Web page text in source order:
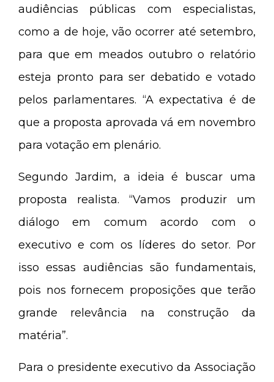
audiências públicas com especialistas,
como a de hoje, vão ocorrer até setembro,
para que em meados outubro o relatório
esteja pronto para ser debatido e votado
pelos parlamentares. “A expectativa é de
que a proposta aprovada vá em novembro
para votação em plenário.
Segundo Jardim, a ideia é buscar uma
proposta realista. “Vamos produzir um
diálogo em comum acordo com o
executivo e com os líderes do setor. Por
isso essas audiências são fundamentais,
pois nos fornecem proposições que terão
grande relevância na construção da
matéria”.
Para o presidente executivo da Associação